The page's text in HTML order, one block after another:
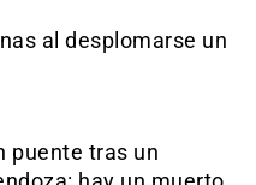
al desplomarse un
puente tras un